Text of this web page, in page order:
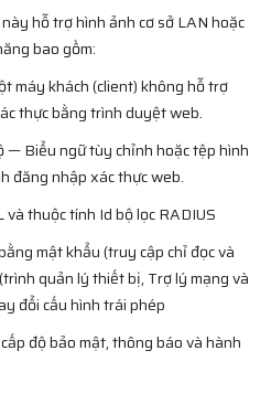
hỗ trợ hình ảnh cơ sở LAN hoặc
bao gồm:
máy khách (client) không hỗ trợ
thực bằng trình duyệt web.
— Biểu ngữ tùy chỉnh hoặc tệp hình
đăng nhập xác thực web.
và thuộc tính Id bộ lọc RADIUS
mật khẩu (truy cập chỉ đọc và
quản lý thiết bị, Trợ lý mạng và
đổi cấu hình trái phép
độ bảo mật, thông báo và hành